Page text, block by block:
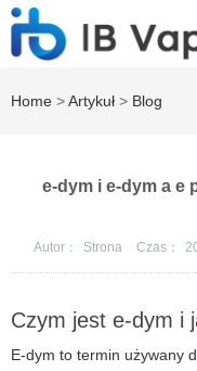
Home >Artykuł > Blog
e-dym i e-dym a e
Autor： Strona Czas：
Czym jest e-dym i
E-dym to termin używany